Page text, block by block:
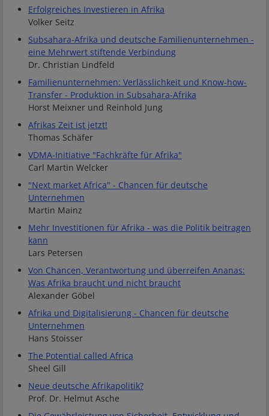
Erfolgreiches Investieren in Afrika
Volker Seitz
Subsahara-Afrika und deutsche Familienunternehmen -
eine Mehrwert stiftende Verbindung
Dr. Christian Lindfeld
Familienunternehmen: Verlässlichkeit und Know-how-
Transfer - Produktion in Subsahara-Afrika
Horst Meixner und Reinhold Jung
Afrikas Zeit ist jetzt!
Thomas Schäfer
VDMA-Initiative "Fachkräfte für Afrika"
Carl Martin Welcker
"Next market Africa" - Chancen für deutsche
Unternehmen
Martin Mainz
Mehr Investitionen für Afrika - was die Politik beitragen
kann
Lars Petersen
Von Chancen, Verantwortung und überreifen Ananas:
Was Afrika braucht und nicht braucht
Alexander Göbel
Afrika und Digitalisierung - Chancen für deutsche
Unternehmen
Hans Stoisser
The Potential called Africa
Sheel Gill
Neue deutsche Afrikapolitik?
Prof. Dr. Helmut Asche